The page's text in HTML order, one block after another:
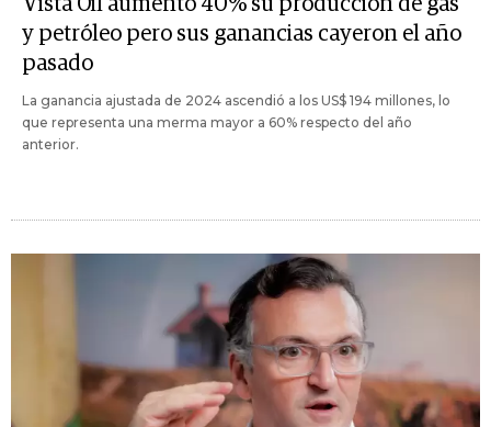
y petróleo pero sus ganancias cayeron el año
pasado
La ganancia ajustada de 2024 ascendió a los US$ 194 millones, lo
que representa una merma mayor a 60% respecto del año
anterior.